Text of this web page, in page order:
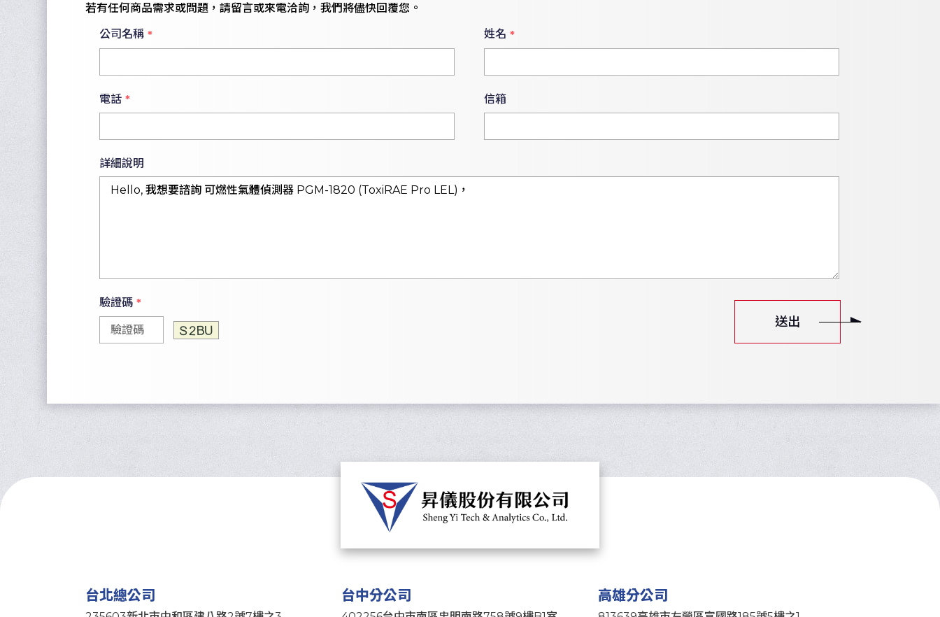
若有任何商品需求或問題，請留言或來電洽詢，我們將儘快回覆您。
公司名稱 * 姓名 *
電話 * 信箱
詳細說明
驗證碼 *
送出
台北總公司 台中分公司 高雄分公司